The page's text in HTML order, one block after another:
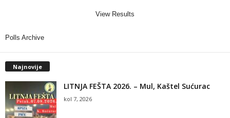
View Results
Polls Archive
Najnovije
LITNJA FEŠTA 2026. – Mul, Kaštel Sućurac
kol 7, 2026